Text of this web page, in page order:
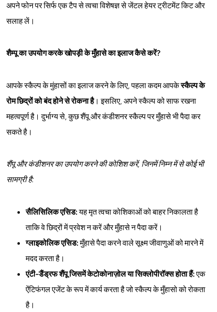
अपने फोन पर सिर्फ एक टैप से त्वचा विशेषज्ञ से जेंटल हेयर ट्रीटमेंट किट और
सलाह लें।
शैम्पू का उपयोग करके खोपड़ी के मुँहासे का इलाज कैसे करें?
आपके स्कैल्प के मुंहासों का इलाज करने के लिए, पहला कदम आपकेस्कैल्प के
रोम छिद्रों को बंद होने से रोकना है। इसलिए, अपने स्कैल्प को साफ रखना
महत्वपूर्ण है। दुर्भाग्य से, कुछ शैंपू और कंडीशनर स्कैल्प पर मुँहासे भी पैदा कर
सकते है।
शैंपू और कंडीशनर का उपयोग करने की कोशिश करें, जिनमें निम्न में से कोई भी
सामग्री है:
सैलिसिलिक एसिड:यह मृत त्वचा कोशिकाओं को बाहर निकालता है
ताकि वे छिद्रों में प्रवेश न करें और मुँहासे न पैदा करें।
ग्लाइकोलिक एसिड:मुँहासे पैदा करने वाले सूक्ष्म जीवाणुओं को मारने में
मदद करता है।
एंटी-डैंड्रफ शैंपू जिसमें केटोकोनाज़ोल या सिक्लोपीरॉक्स होता हैं:एक
ऐंटिफंगल एजेंट के रूप में कार्य करता है जो स्कैल्प के मुँहासो को रोकता
है।